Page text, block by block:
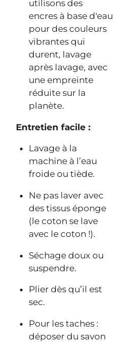
utilisons des
encres à base d'eau
pour des couleurs
vibrantes qui
durent, lavage
après lavage, avec
une empreinte
réduite sur la
planète.
Entretien facile :
Lavage à la
machine à l’eau
froide ou tiède.
Ne pas laver avec
des tissus éponge
(le coton se lave
avec le coton !).
Séchage doux ou
suspendre.
Plier dès qu’il est
sec.
Pour les taches :
déposer du savon